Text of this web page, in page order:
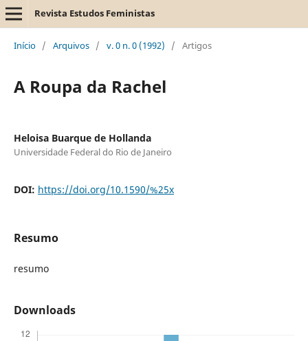
Revista Estudos Feministas
Início / Arquivos / v. 0 n. 0 (1992) / Artigos
A Roupa da Rachel
Heloisa Buarque de Hollanda
Universidade Federal do Rio de Janeiro
DOI: https://doi.org/10.1590/%25x
Resumo
resumo
Downloads